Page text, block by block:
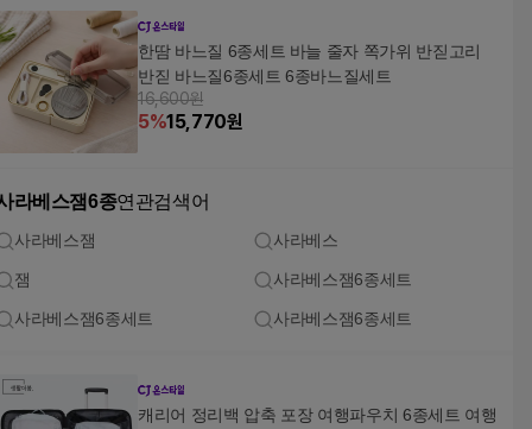
한땀 바느질 6종세트 바늘 줄자 쪽가위 반짇고리
반짇 바느질6종세트 6종바느질세트
16,600원
5%15,770원
라베스잼6종연관검색어
사라베스잼 사라베스
잼 사라베스잼6종세트
사라베스잼6종세트 사라베스잼6종세트
캐리어 정리백 압축 포장 여행파우치 6종세트 여행